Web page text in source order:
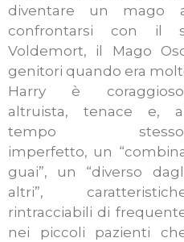
diventare un mago
confrontarsi con il
Voldemort, il Mago
genitori quando era
Harry è
altruista, tenace e, al
tempo
imperfetto, un
guai”, un “diverso
altri”,
rintracciabili di
nei piccoli pazienti